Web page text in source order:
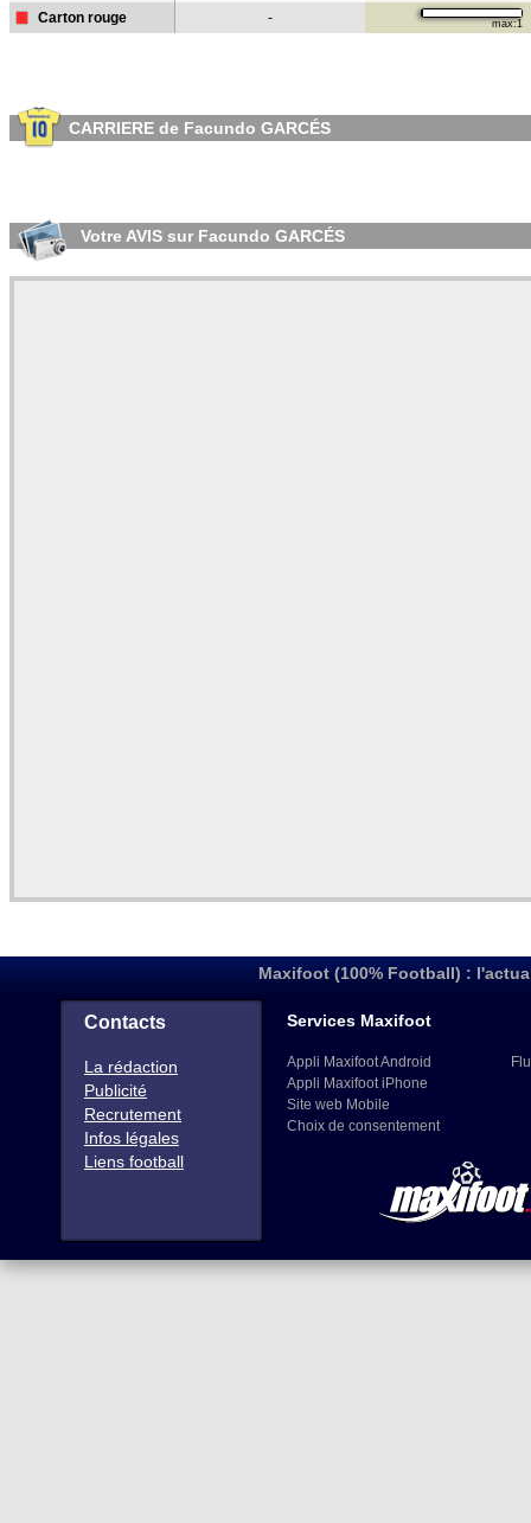
Carton rouge - max:1
CARRIERE de Facundo GARCÉS
Votre AVIS sur Facundo GARCÉS
Maxifoot (100% Football) :
Contacts
La rédaction
Publicité
Recrutement
Infos légales
Liens football
Services Maxifoot
Appli Maxifoot Android
Appli Maxifoot iPhone
Site web Mobile
Choix de consentement